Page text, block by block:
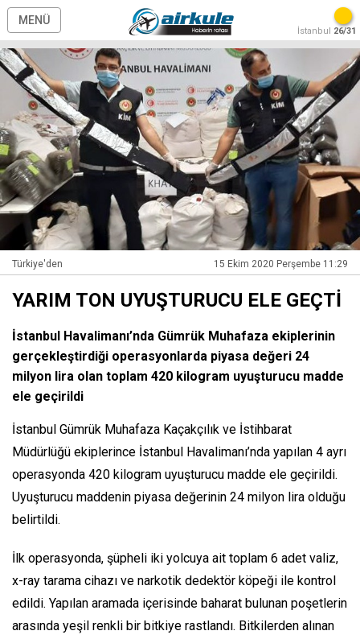
MENÜ
İstanbul 26/31
Türkiye'den 15 Ekim 2020 Perşembe 11:29
YARIM TON UYUŞTURUCU ELE GEÇTİ
İstanbul Havalimanı’nda Gümrük Muhafaza ekiplerinin
gerçekleştirdiği operasyonlarda piyasa değeri 24
milyon lira olan toplam 420 kilogram uyuşturucu madde
ele geçirildi
İstanbul Gümrük Muhafaza Kaçakçılık ve İstihbarat
Müdürlüğü ekiplerince İstanbul Havalimanı’nda yapılan 4 ayrı
operasyonda 420 kilogram uyuşturucu madde ele geçirildi.
Uyuşturucu maddenin piyasa değerinin 24 milyon lira olduğu
belirtildi.
İlk operasyonda, şüpheli iki yolcuya ait toplam 6 adet valiz,
x-ray tarama cihazı ve narkotik dedektör köpeği ile kontrol
edildi. Yapılan aramada içerisinde baharat bulunan poşetlerin
arasında yeşil renkli bir bitkiye rastlandı. Bitkilerden alınan